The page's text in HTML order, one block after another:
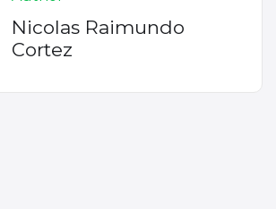
Nicolas Raimundo
Cortez